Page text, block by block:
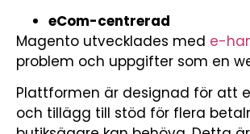
eCom-centrerad
Magento utvecklades med e-
problem och uppgifter som en
Plattformen är designad för att
och tillägg till stöd för flera